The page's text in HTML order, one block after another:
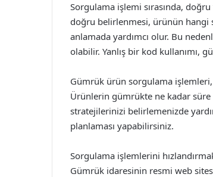
Sorgulama işlemi sırasında,
doğru belirlenmesi, ürünün hangi
anlamada yardımcı olur. Bu
olabilir. Yanlış bir kod kullanımı,
Gümrük ürün sorgulama işlemleri,
Ürünlerin gümrükte ne kadar süre
stratejilerinizi belirlemenizde
planlaması yapabilirsiniz.
Sorgulama işlemlerini
Gümrük idaresinin resmi web